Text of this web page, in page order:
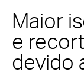
Maior
e
devido